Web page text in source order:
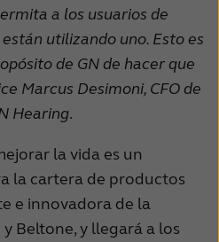
a los usuarios de
utilizando uno. Esto es
de GN de hacer que
Marcus Desimoni, CFO de
Hearing.
la vida es un
la cartera de productos
e innovadora de la
Beltone, y llegará a los